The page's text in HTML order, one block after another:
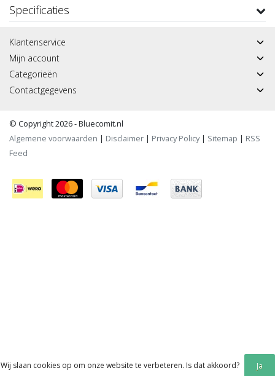
Specificaties
Klantenservice
Mijn account
Categorieën
Contactgegevens
© Copyright 2026 - Bluecomit.nl
Algemene voorwaarden | Disclaimer | Privacy Policy| Sitemap | RSS
Feed
Wij slaan cookies op om onze website te verbeteren. Is dat akkoord? Ja